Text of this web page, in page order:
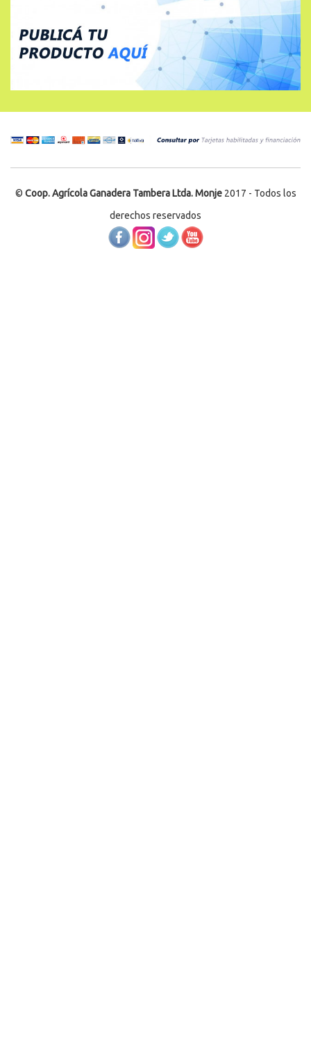
© Coop. Agrícola Ganadera Tambera Ltda. Monje2017 - Todos los
derechos reservados